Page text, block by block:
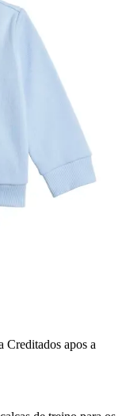
Creditados apos a